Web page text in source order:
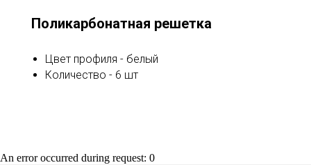
Поликарбонатная решетка
Цвет профиля - белый
Количество - 6 шт
An error occurred during request: 0